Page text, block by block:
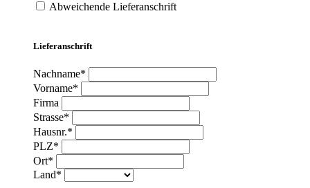
Abweichende Lieferanschrift
Lieferanschrift
Nachname*
Vorname*
Firma
Strasse*
Hausnr.*
PLZ*
Ort*
Land*